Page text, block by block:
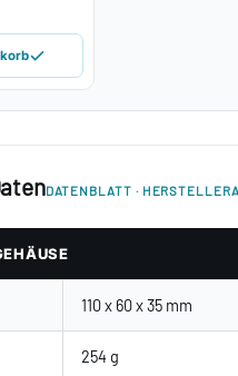
DATENBLATT ·
110 x 60 x 35 mm
254 g